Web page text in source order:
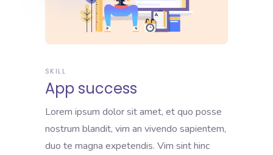
SKILL
App success
Lorem ipsum dolor sit amet, et quo posse
nostrum blandit, vim an vivendo sapientem,
duo te magna expetendis. Vim sint hinc